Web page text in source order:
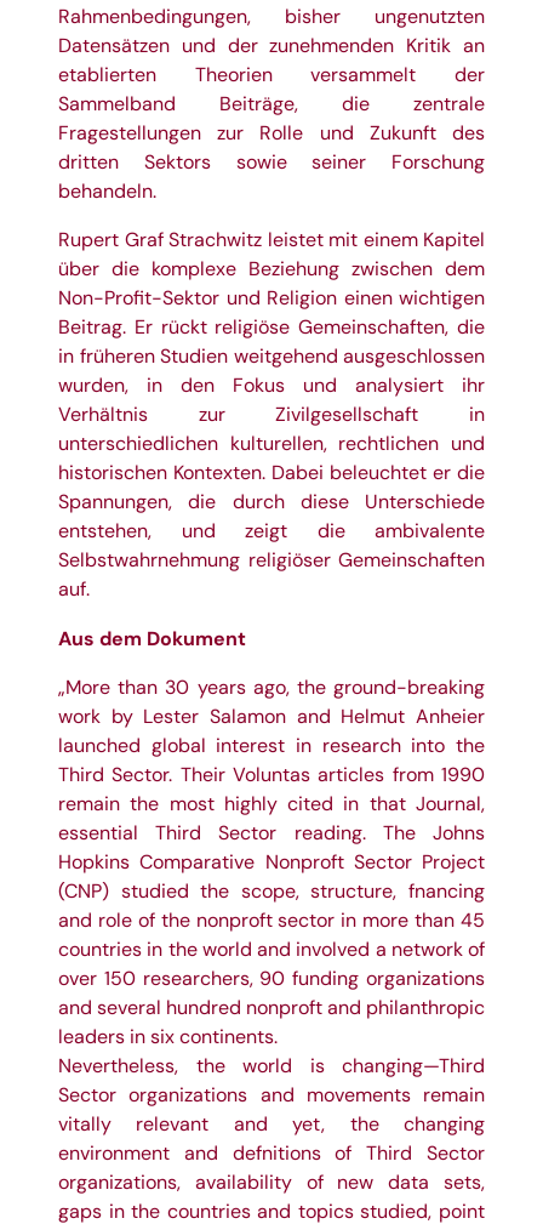
Rahmenbedingungen, bisher ungenutzten
Datensätzen und der zunehmenden Kritik an
etablierten Theorien versammelt der
Sammelband Beiträge, die zentrale
Fragestellungen zur Rolle und Zukunft des
dritten Sektors sowie seiner Forschung
behandeln.
Rupert Graf Strachwitz leistet mit einem Kapitel
über die komplexe Beziehung zwischen dem
Non-Profit-Sektor und Religion einen wichtigen
Beitrag. Er rückt religiöse Gemeinschaften, die
in früheren Studien weitgehend ausgeschlossen
wurden, in den Fokus und analysiert ihr
Verhältnis zur Zivilgesellschaft in
unterschiedlichen kulturellen, rechtlichen und
historischen Kontexten. Dabei beleuchtet er die
Spannungen, die durch diese Unterschiede
entstehen, und zeigt die ambivalente
Selbstwahrnehmung religiöser Gemeinschaften
auf.
Aus dem Dokument
„More than 30 years ago, the ground-breaking
work by Lester Salamon and Helmut Anheier
launched global interest in research into the
Third Sector. Their Voluntas articles from 1990
remain the most highly cited in that Journal,
essential Third Sector reading. The Johns
Hopkins Comparative Nonproft Sector Project
(CNP) studied the scope, structure, fnancing
and role of the nonproft sector in more than 45
countries in the world and involved a network of
over 150 researchers, 90 funding organizations
and several hundred nonproft and philanthropic
leaders in six continents.
Nevertheless, the world is changing—Third
Sector organizations and movements remain
vitally relevant and yet, the changing
environment and defnitions of Third Sector
organizations, availability of new data sets,
gaps in the countries and topics studied, point